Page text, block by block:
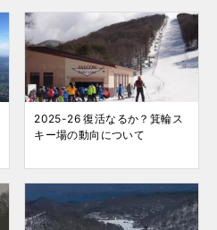
2025-26 復活なるか？箕輪ス
キー場の動向について